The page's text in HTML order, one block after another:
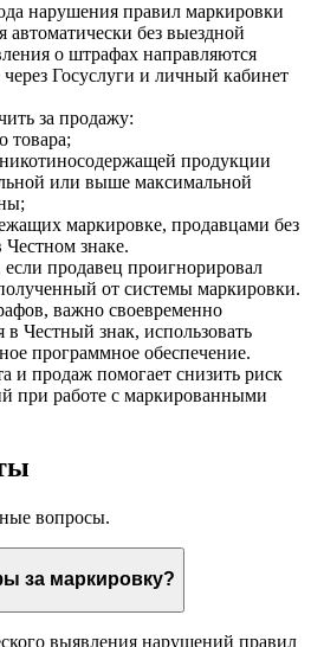
нарушения правил маркировки
автоматически без выездной
о штрафах направляются
Госуслуги и личный кабинет
за продажу:
товара;
продукции
или выше максимальной
маркировке, продавцами без
Честном знаке.
продавец проигнорировал
от системы маркировки.
важно своевременно
в Честный знак, использовать
программное обеспечение.
и продаж помогает снизить риск
при работе с маркированными
вопросы.
за маркировку?
выявления нарушений правил